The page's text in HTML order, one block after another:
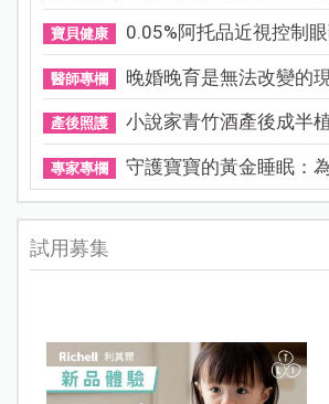
寶貝健康 0.05%阿托品近視控制
醫師專欄 晚婚晚育是無法改變的
產後照護 小說家青竹酒產後成半
專家專欄 守護寶寶的黃金睡眠：
試用募集